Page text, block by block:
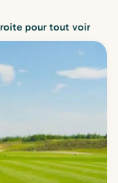
pour tout voir